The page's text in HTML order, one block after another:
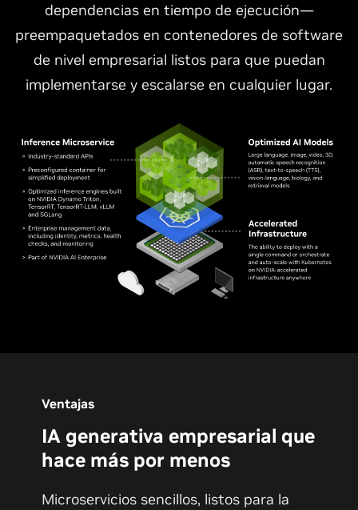
dependencias en tiempo de ejecución—
preempaquetados en contenedores de software
de nivel empresarial listos para que puedan
implementarse y escalarse en cualquier lugar.
Ventajas
IA generativa empresarial que
hace más por menos
Microservicios sencillos, listos para la